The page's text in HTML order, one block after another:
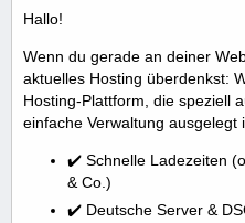
Hallo!
Wenn du gerade an deiner
aktuelles Hosting überdenkst:
Hosting-Plattform, die speziell
einfache Verwaltung ausgelegt
✔️ Schnelle Ladezeiten
& Co.)
✔️ Deutsche Server &